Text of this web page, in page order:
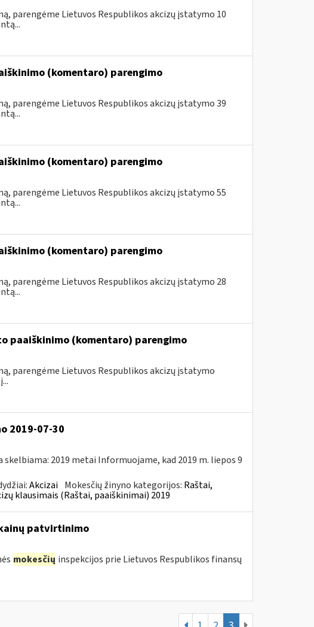
parengėme Lietuvos Respublikos akcizų įstatymo 10
(komentaro) parengimo
parengėme Lietuvos Respublikos akcizų įstatymo 39
(komentaro) parengimo
parengėme Lietuvos Respublikos akcizų įstatymo 55
(komentaro) parengimo
parengėme Lietuvos Respublikos akcizų įstatymo 28
paaiškinimo (komentaro) parengimo
parengėme Lietuvos Respublikos akcizų įstatymo
2019-07-30
skelbiama: 2019 metai Informuojame, kad 2019 m. liepos 9
Akcizai Mokesčių žinyno kategorijos: Raštai,
klausimais (Raštai, paaiškinimai) 2019
patvirtinimo
mokesčių inspekcijos prie Lietuvos Respublikos finansų